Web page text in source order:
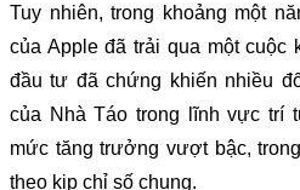
Tuy nhiên, trong khoảng một
của Apple đã trải qua một cuộc
đầu tư đã chứng khiến nhiều
của Nhà Táo trong lĩnh vực trí
mức tăng trưởng vượt bậc,
theo kịp chỉ số chung.